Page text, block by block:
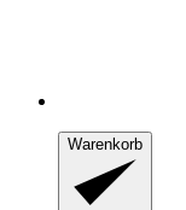
Warenkorb